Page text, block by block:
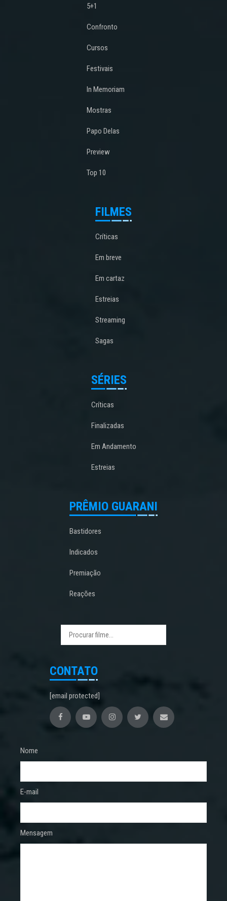
5+1
Confronto
Cursos
Festivais
In Memoriam
Mostras
Papo Delas
Preview
Top 10
FILMES
Críticas
Em breve
Em cartaz
Estreias
Streaming
Sagas
SÉRIES
Críticas
Finalizadas
Em Andamento
Estreias
PRÊMIO GUARANI
Bastidores
Indicados
Premiação
Reações
CONTATO
[email protected]
Nome
E-mail
Mensagem